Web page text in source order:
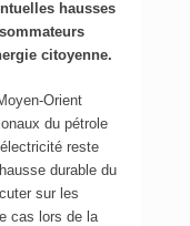
hausses
citoyenne.
Orient
du pétrole
reste
durable du
sur les
cas lors de la